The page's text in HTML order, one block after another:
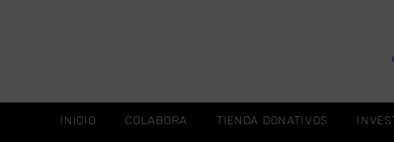
INICIO COLABORA TIENDA DONATIVOS